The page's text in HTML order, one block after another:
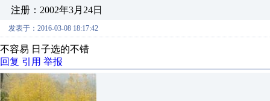
注册：2002年3月24日
发表于：2016-03-08 18:17:42
不容易 日子选的不错
回复 引用 举报